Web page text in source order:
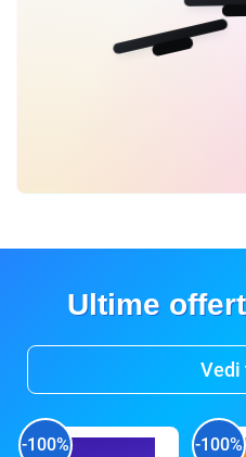
Ultime
Vedi
-100% -100%